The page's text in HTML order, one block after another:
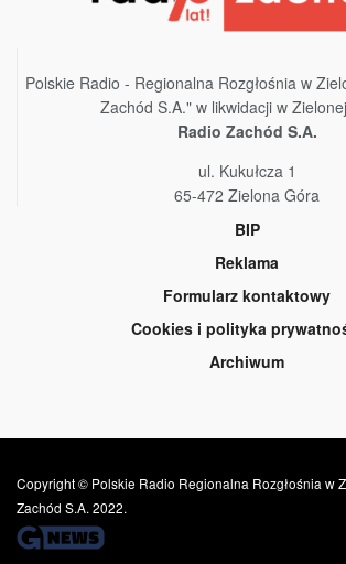
Polskie Radio - Regionalna Rozgłośnia w
Zachód S.A." w likwidacji w
Radio Zachód S.A.
ul. Kukułcza 1
65-472 Zielona Góra
BIP
Reklama
Formularz kontaktowy
Cookies i polityka
Archiwum
Copyright © Polskie Radio Regionalna Rozgłośnia w
Zachód S.A. 2022.